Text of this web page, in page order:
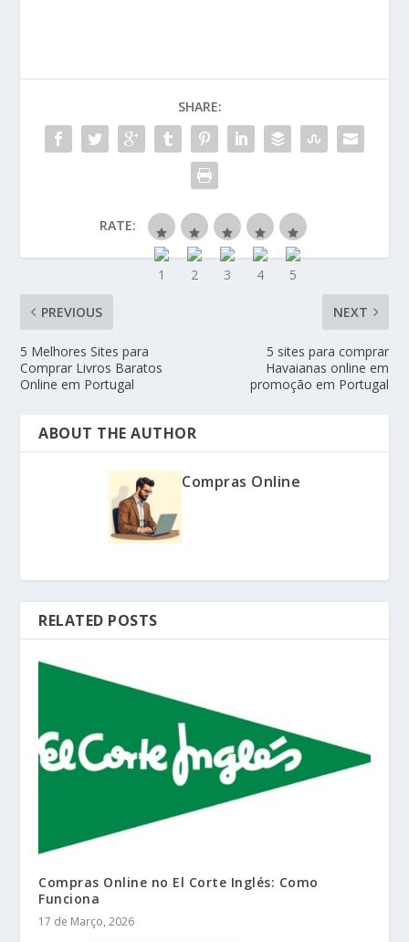
SHARE:
RATE:
PREVIOUS
5 Melhores Sites para
Comprar Livros Baratos
Online em Portugal
NEXT
5 sites para comprar
Havaianas online em
promoção em Portugal
ABOUT THE AUTHOR
Compras Online
RELATED POSTS
Compras Online no El Corte Inglés: Como
Funciona
17 de Março, 2026